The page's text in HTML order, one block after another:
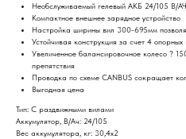
Необслуживаемый гелевый АКБ 24/105 В/АЧ
Компактное внешнее зарядное устройство
Настройка ширины вил 300-695мм
Устойчивая конструкция за счет 4
Увеличенное балансировочное колесо ?
препятствия
Проводка по схеме CANBUS сокращает
Выгодная цена
Тип: С раздвижными вилами
Аккумулятор, В/Ач: 24/105
Вес аккумулятора, кг: 30,4х2